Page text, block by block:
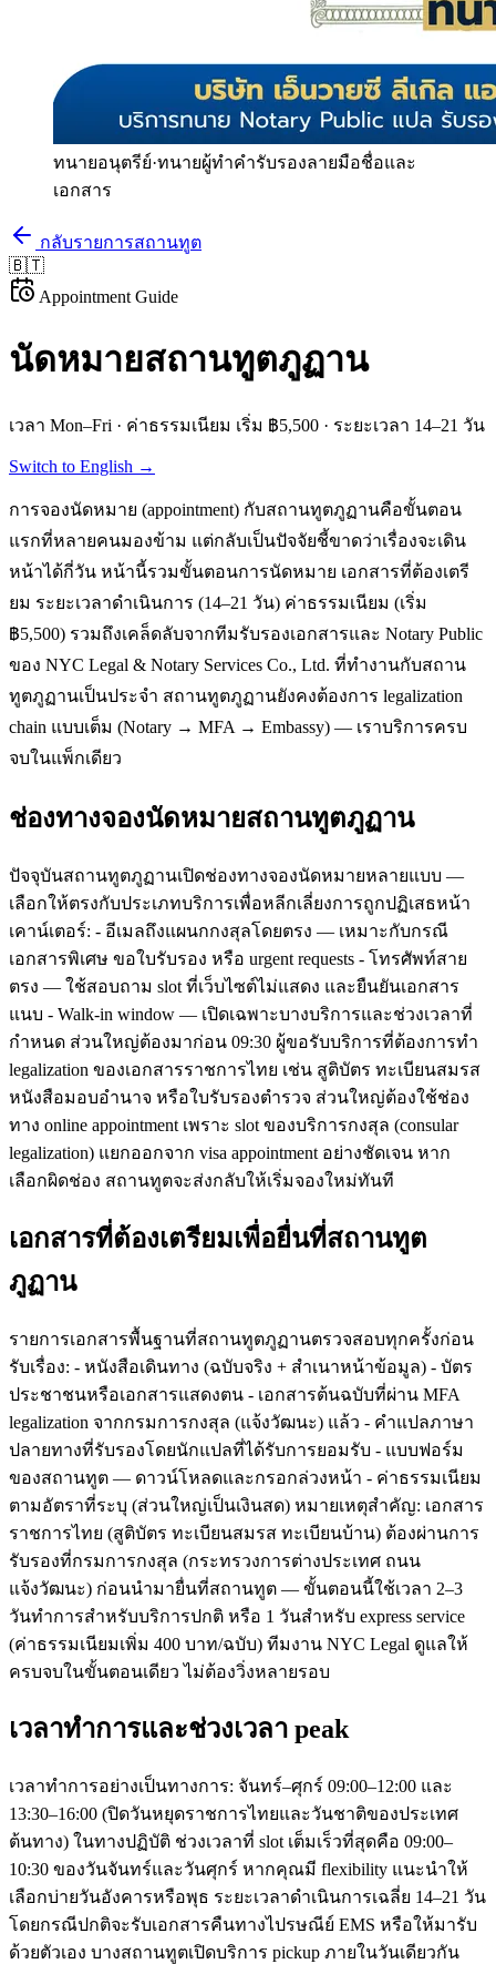
ทนายอนุตรีย์·ทนายผู้ทำคำรับรองลายมือชื่อและ
เอกสาร
กลับรายการสถานทูต
🇧🇹
Appointment Guide
นัดหมายสถานทูตภูฏาน
เวลา Mon–Fri · ค่าธรรมเนียม เริ่ม ฿5,500 · ระยะเวลา 14–21 วัน
Switch to English →
การจองนัดหมาย (appointment) กับสถานทูตภูฏานคือขั้นตอน
แรกที่หลายคนมองข้าม แต่กลับเป็นปัจจัยชี้ขาดว่าเรื่องจะเดิน
หน้าได้กี่วัน หน้านี้รวมขั้นตอนการนัดหมาย เอกสารที่ต้องเตรี
ยม ระยะเวลาดำเนินการ (14–21 วัน) ค่าธรรมเนียม (เริ่ม
฿5,500) รวมถึงเคล็ดลับจากทีมรับรองเอกสารและ Notary Public
ของ NYC Legal & Notary Services Co., Ltd. ที่ทำงานกับสถาน
ทูตภูฏานเป็นประจำ สถานทูตภูฏานยังคงต้องการ legalization
chain แบบเต็ม (Notary → MFA → Embassy) — เราบริการครบ
จบในแพ็กเดียว
ช่องทางจองนัดหมายสถานทูตภูฏาน
ปัจจุบันสถานทูตภูฏานเปิดช่องทางจองนัดหมายหลายแบบ —
เลือกให้ตรงกับประเภทบริการเพื่อหลีกเลี่ยงการถูกปฏิเสธหน้า
เคาน์เตอร์: - อีเมลถึงแผนกกงสุลโดยตรง — เหมาะกับกรณี
เอกสารพิเศษ ขอใบรับรอง หรือ urgent requests - โทรศัพท์สาย
ตรง — ใช้สอบถาม slot ที่เว็บไซต์ไม่แสดง และยืนยันเอกสาร
แนบ - Walk-in window — เปิดเฉพาะบางบริการและช่วงเวลาที่
กำหนด ส่วนใหญ่ต้องมาก่อน 09:30 ผู้ขอรับบริการที่ต้องการทำ
legalization ของเอกสารราชการไทย เช่น สูติบัตร ทะเบียนสมรส
หนังสือมอบอำนาจ หรือใบรับรองตำรวจ ส่วนใหญ่ต้องใช้ช่อง
ทาง online appointment เพราะ slot ของบริการกงสุล (consular
legalization) แยกออกจาก visa appointment อย่างชัดเจน หาก
เลือกผิดช่อง สถานทูตจะส่งกลับให้เริ่มจองใหม่ทันที
เอกสารที่ต้องเตรียมเพื่อยื่นที่สถานทูต
ภูฏาน
รายการเอกสารพื้นฐานที่สถานทูตภูฏานตรวจสอบทุกครั้งก่อน
รับเรื่อง: - หนังสือเดินทาง (ฉบับจริง + สำเนาหน้าข้อมูล) - บัตร
ประชาชนหรือเอกสารแสดงตน - เอกสารต้นฉบับที่ผ่าน MFA
legalization จากกรมการกงสุล (แจ้งวัฒนะ) แล้ว - คำแปลภาษา
ปลายทางที่รับรองโดยนักแปลที่ได้รับการยอมรับ - แบบฟอร์ม
ของสถานทูต — ดาวน์โหลดและกรอกล่วงหน้า - ค่าธรรมเนียม
ตามอัตราที่ระบุ (ส่วนใหญ่เป็นเงินสด) หมายเหตุสำคัญ: เอกสาร
ราชการไทย (สูติบัตร ทะเบียนสมรส ทะเบียนบ้าน) ต้องผ่านการ
รับรองที่กรมการกงสุล (กระทรวงการต่างประเทศ ถนน
แจ้งวัฒนะ) ก่อนนำมายื่นที่สถานทูต — ขั้นตอนนี้ใช้เวลา 2–3
วันทำการสำหรับบริการปกติ หรือ 1 วันสำหรับ express service
(ค่าธรรมเนียมเพิ่ม 400 บาท/ฉบับ) ทีมงาน NYC Legal ดูแลให้
ครบจบในขั้นตอนเดียว ไม่ต้องวิ่งหลายรอบ
เวลาทำการและช่วงเวลา peak
เวลาทำการอย่างเป็นทางการ: จันทร์–ศุกร์ 09:00–12:00 และ
13:30–16:00 (ปิดวันหยุดราชการไทยและวันชาติของประเทศ
ต้นทาง) ในทางปฏิบัติ ช่วงเวลาที่ slot เต็มเร็วที่สุดคือ 09:00–
10:30 ของวันจันทร์และวันศุกร์ หากคุณมี flexibility แนะนำให้
เลือกบ่ายวันอังคารหรือพุธ ระยะเวลาดำเนินการเฉลี่ย 14–21 วัน
โดยกรณีปกติจะรับเอกสารคืนทางไปรษณีย์ EMS หรือให้มารับ
ด้วยตัวเอง บางสถานทูตเปิดบริการ pickup ภายในวันเดียวกัน